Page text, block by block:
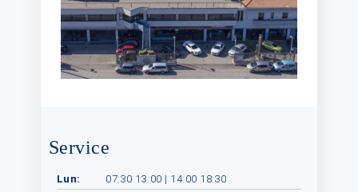
Service
Lun: 07:30 13:00 | 14:00 18:30